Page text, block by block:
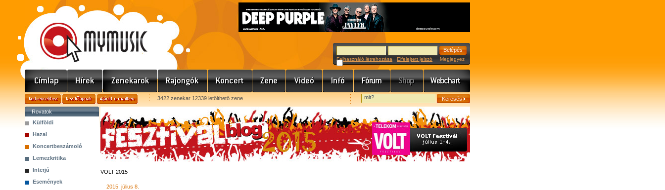
Felhasználó létrehozása Elfelejtett jelszó Megjegyez
3422 zenekar 12339 letölthető zene
Rovatok
Külföldi
Hazai
Koncertbeszámoló
Lemezkritika
Interjú
Események
VOLT 2015
2015. július 8.